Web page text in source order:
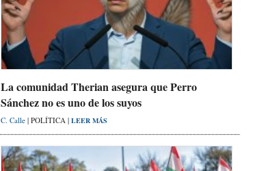
La comunidad Therian asegura que Perro
Sánchez no es uno de los suyos
C. Calle | POLÍTICA | LEER MÁS